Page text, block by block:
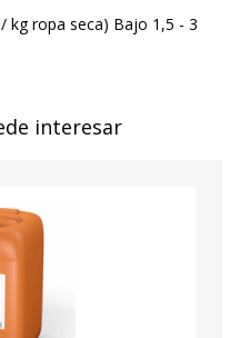
kg ropa seca) Bajo 1,5 - 3
interesar